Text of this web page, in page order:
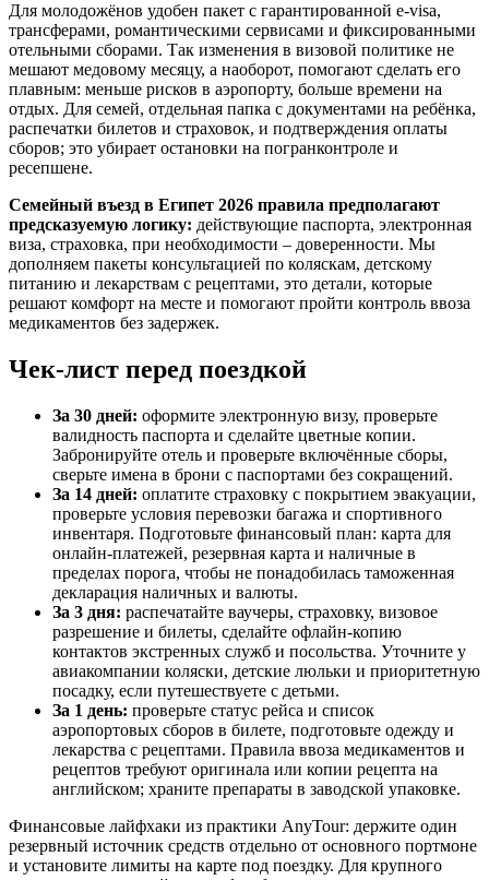
Для молодожёнов удобен пакет с гарантированной e-visa,
трансферами, романтическими сервисами и фиксированными
отельными сборами. Так изменения в визовой политике не
мешают медовому месяцу, а наоборот, помогают сделать его
плавным: меньше рисков в аэропорту, больше времени на
отдых. Для семей, отдельная папка с документами на ребёнка,
распечатки билетов и страховок, и подтверждения оплаты
сборов; это убирает остановки на погранконтроле и
ресепшене.
Семейный въезд в Египет 2026 правила предполагают
предсказуемую логику: действующие паспорта, электронная
виза, страховка, при необходимости – доверенности. Мы
дополняем пакеты консультацией по коляскам, детскому
питанию и лекарствам с рецептами, это детали, которые
решают комфорт на месте и помогают пройти контроль ввоза
медикаментов без задержек.
Чек-лист перед поездкой
За 30 дней: оформите электронную визу, проверьте
валидность паспорта и сделайте цветные копии.
Забронируйте отель и проверьте включённые сборы,
сверьте имена в брони с паспортами без сокращений.
За 14 дней: оплатите страховку с покрытием эвакуации,
проверьте условия перевозки багажа и спортивного
инвентаря. Подготовьте финансовый план: карта для
онлайн-платежей, резервная карта и наличные в
пределах порога, чтобы не понадобилась таможенная
декларация наличных и валюты.
За 3 дня: распечатайте ваучеры, страховку, визовое
разрешение и билеты, сделайте офлайн-копию
контактов экстренных служб и посольства. Уточните у
авиакомпании коляски, детские люльки и приоритетную
посадку, если путешествуете с детьми.
За 1 день: проверьте статус рейса и список
аэропортовых сборов в билете, подготовьте одежду и
лекарства с рецептами. Правила ввоза медикаментов и
рецептов требуют оригинала или копии рецепта на
английском; храните препараты в заводской упаковке.
Финансовые лайфхаки из практики AnyTour: держите один
резервный источник средств отдельно от основного портмоне
и установите лимиты на карте под поездку. Для крупного